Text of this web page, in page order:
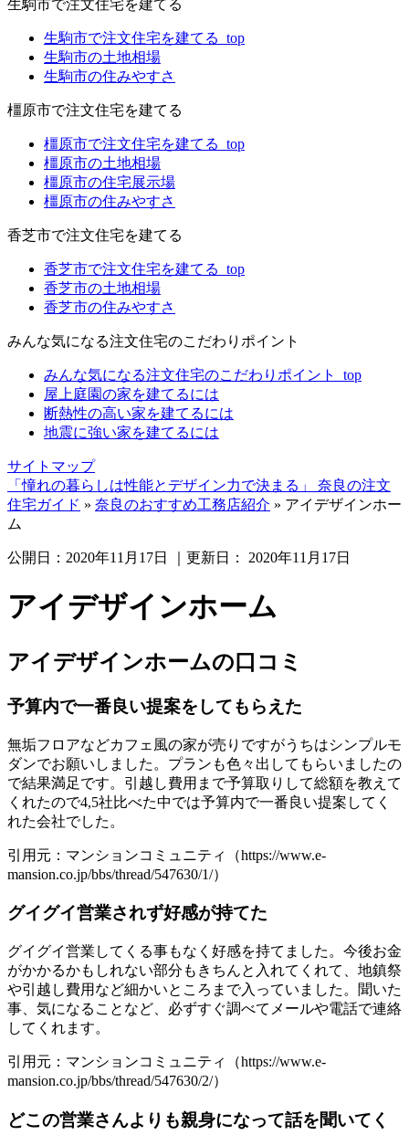
生駒市で注文住宅を建てる
生駒市で注文住宅を建てる_top
生駒市の土地相場
生駒市の住みやすさ
橿原市で注文住宅を建てる
橿原市で注文住宅を建てる_top
橿原市の土地相場
橿原市の住宅展示場
橿原市の住みやすさ
香芝市で注文住宅を建てる
香芝市で注文住宅を建てる_top
香芝市の土地相場
香芝市の住みやすさ
みんな気になる注文住宅のこだわりポイント
みんな気になる注文住宅のこだわりポイント_top
屋上庭園の家を建てるには
断熱性の高い家を建てるには
地震に強い家を建てるには
サイトマップ
「憧れの暮らしは性能とデザイン力で決まる」 奈良の注文
住宅ガイド » 奈良のおすすめ工務店紹介 » アイデザインホー
ム
公開日： 2020年11月17日 ｜更新日： 2020年11月17日
アイデザインホーム
アイデザインホームの口コミ
予算内で一番良い提案をしてもらえた
無垢フロアなどカフェ風の家が売りですがうちはシンプルモ
ダンでお願いしました。プランも色々出してもらいましたの
で結果満足です。引越し費用まで予算取りして総額を教えて
くれたので4,5社比べた中では予算内で一番良い提案してく
れた会社でした。
引用元：マンションコミュニティ（https://www.e-
mansion.co.jp/bbs/thread/547630/1/）
グイグイ営業されず好感が持てた
グイグイ営業してくる事もなく好感を持てました。今後お金
がかかるかもしれない部分もきちんと入れてくれて、地鎮祭
や引越し費用など細かいところまで入っていました。聞いた
事、気になることなど、必ずすぐ調べてメールや電話で連絡
してくれます。
引用元：マンションコミュニティ（https://www.e-
mansion.co.jp/bbs/thread/547630/2/）
どこの営業さんよりも親身になって話を聞いてく